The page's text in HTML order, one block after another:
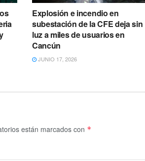
Explosión e incendio en
subestación de la CFE deja sin
luz a miles de usuarios en
Cancún
JUNIO 17, 2026
están marcados con *